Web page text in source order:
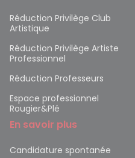
Réduction Privilège Club
Artistique
Réduction Privilège Artiste
Professionnel
Réduction Professeurs
Espace professionnel
Rougier&Plé
En savoir plus
Candidature spontanée